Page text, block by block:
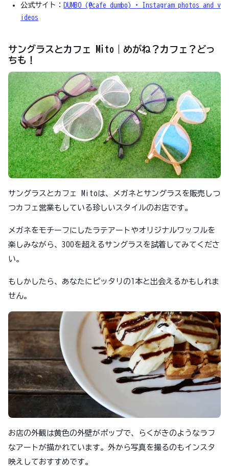
公式サイト： DUMBO (@cafe_dumbo) • Instagram photos and v
ideos
サングラスとカフェ Mito｜めがね？カフェ？どっ
ちも！
サングラスとカフェ Mitoは、メガネとサングラスを販売しつ
つカフェ営業もしている珍しいスタイルのお店です。
メガネをモチーフにしたラテアートやオリジナルワッフルを
楽しみながら、300を超えるサングラスを試着してみてくださ
い。
もしかしたら、あなたにピッタリの1本と出会えるかもしれま
せん。
お店の外観は黄色の外壁がポップで、らくがきのようなラフ
なアートが描かれています。外から写真を撮るのもインスタ
映えしておすすめです。